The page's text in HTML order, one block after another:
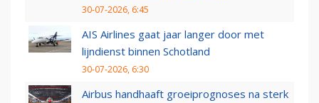
30-07-2026, 6:45
AIS Airlines gaat jaar langer door met
lijndienst binnen Schotland
30-07-2026, 6:30
Airbus handhaaft groeiprognoses na sterk